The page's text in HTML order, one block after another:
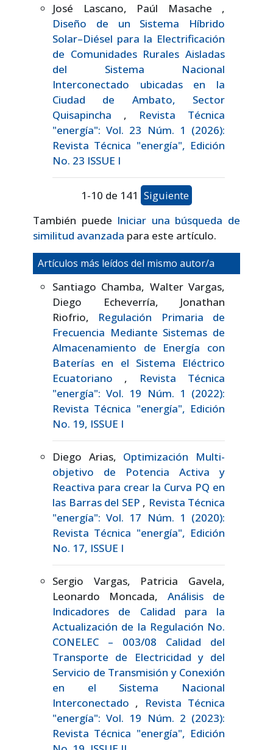
José Lascano, Paúl Masache ,
Diseño de un Sistema Híbrido
Solar–Diésel para la Electrificación
de Comunidades Rurales Aisladas
del Sistema Nacional
Interconectado ubicadas en la
Ciudad de Ambato, Sector
Quisapincha , Revista Técnica
"energía": Vol. 23 Núm. 1 (2026):
Revista Técnica "energía", Edición
No. 23 ISSUE I
1-10 de 141 Siguiente
También puede Iniciar una búsqueda de
similitud avanzada para este artículo.
Artículos más leídos del mismo autor/a
Santiago Chamba, Walter Vargas,
Diego Echeverría, Jonathan
Riofrio, Regulación Primaria de
Frecuencia Mediante Sistemas de
Almacenamiento de Energía con
Baterías en el Sistema Eléctrico
Ecuatoriano ,
Revista Técnica
"energía": Vol. 19 Núm. 1 (2022):
Revista Técnica "energía", Edición
No. 19, ISSUE I
Diego Arias, Optimización Multi-
objetivo de Potencia Activa y
Reactiva para crear la Curva PQ en
las Barras del SEP , Revista Técnica
"energía": Vol. 17 Núm. 1 (2020):
Revista Técnica "energía", Edición
No. 17, ISSUE I
Sergio Vargas, Patricia Gavela,
Leonardo Moncada, Análisis de
Indicadores de Calidad para la
Actualización de la Regulación No.
CONELEC – 003/08 Calidad del
Transporte de Electricidad y del
Servicio de Transmisión y Conexión
en el Sistema Nacional
Interconectado ,
Revista Técnica
"energía": Vol. 19 Núm. 2 (2023):
Revista Técnica "energía", Edición